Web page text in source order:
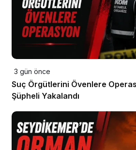
3 gün önce
Suç Örgütlerini Övenlere
Şüpheli Yakalandı